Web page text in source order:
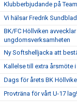
Klubberbjudande på
Vi hälsar Fredrik
BK/FC Höllviken
ungdomsverksamheten
Ny Softshelljacka att
Kallelse till extra årsmöte
Dags för årets BK
Provträna för vårt U-17 lag!